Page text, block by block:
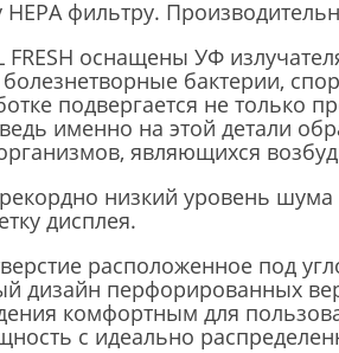
фильтру.
FRESH оснащены УФ
бактерии,
подвергается не только
именно на этой детали
являющихся
низкий уровень
дисплея.
расположенное под
дизайн перфорированных
комфортным для
с идеально